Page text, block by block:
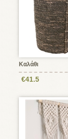
Καλάθι
€41.5